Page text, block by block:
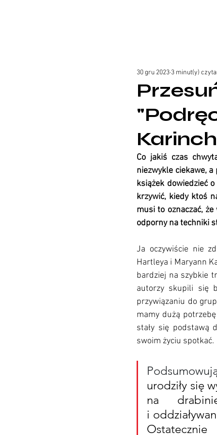
Karinch
30 gru 2023 3 minut(y)
Co jakiś czas
niezwykle ciekawe, a
książek dowiedzieć
krzywić, kiedy ktoś
musi to oznaczać,
odporny na techniki
Ja oczywiście nie
Hartleya i Maryann
bardziej na szybkie
autorzy skupili się
przywiązaniu do
mamy dużą
stały się podstawą
swoim życiu spotkać.
urodziły się
na
i